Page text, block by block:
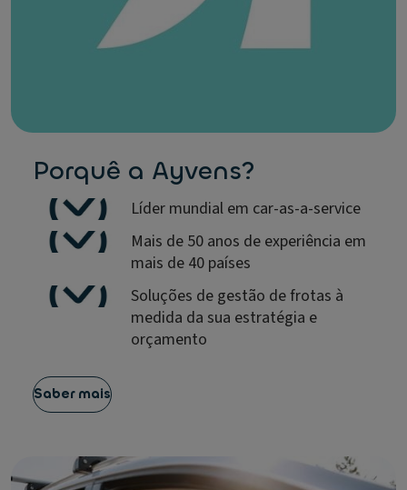
Porquê a Ayvens?
Líder mundial em car-as-a-service
Mais de 50 anos de experiência em
mais de 40 países
Soluções de gestão de frotas à
medida da sua estratégia e
orçamento
Saber mais